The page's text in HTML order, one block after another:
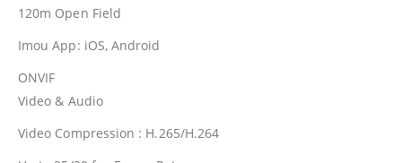
120m Open Field
Imou App: iOS, Android
ONVIF
Video & Audio
Video Compression : H.265/H.264